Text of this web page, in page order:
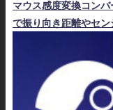
マウス感度変換コン
で振り向き距離やセン